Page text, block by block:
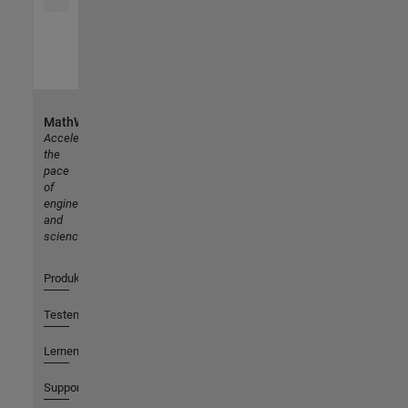
MathWorks
Accelerating
the
pace
of
engineering
and
science
Produkte
Testen oder Kaufen
Lernen
Support